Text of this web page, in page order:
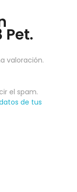
Pet.
valoración.
el spam.
de tus